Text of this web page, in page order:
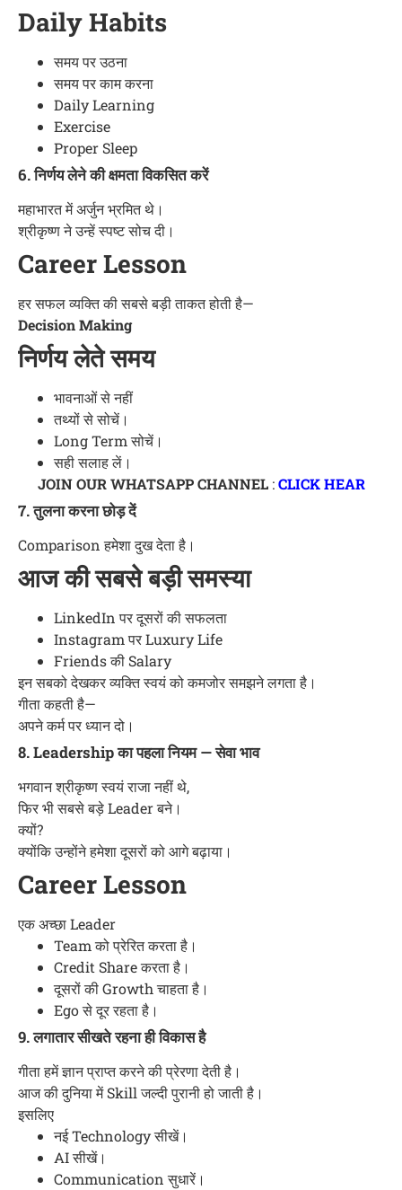
Daily Habits
समय पर उठना
समय पर काम करना
Daily Learning
Exercise
Proper Sleep
6. निर्णय लेने की क्षमता विकसित करें
महाभारत में अर्जुन भ्रमित थे।
श्रीकृष्ण ने उन्हें स्पष्ट सोच दी।
Career Lesson
हर सफल व्यक्ति की सबसे बड़ी ताकत होती है—
Decision Making
निर्णय लेते समय
भावनाओं से नहीं
तथ्यों से सोचें।
Long Term सोचें।
सही सलाह लें।
JOIN OUR WHATSAPP CHANNEL:CLICK HEAR
7. तुलना करना छोड़ दें
Comparison हमेशा दुख देता है।
आज की सबसे बड़ी समस्या
LinkedIn पर दूसरों की सफलता
Instagram पर Luxury Life
Friends की Salary
इन सबको देखकर व्यक्ति स्वयं को कमजोर समझने लगता है।
गीता कहती है—
अपने कर्म पर ध्यान दो।
8. Leadership का पहला नियम — सेवा भाव
भगवान श्रीकृष्ण स्वयं राजा नहीं थे,
फिर भी सबसे बड़े Leader बने।
क्यों?
क्योंकि उन्होंने हमेशा दूसरों को आगे बढ़ाया।
Career Lesson
एक अच्छा Leader
Team को प्रेरित करता है।
Credit Share करता है।
दूसरों की Growth चाहता है।
Ego से दूर रहता है।
9. लगातार सीखते रहना ही विकास है
गीता हमें ज्ञान प्राप्त करने की प्रेरणा देती है।
आज की दुनिया में Skill जल्दी पुरानी हो जाती है।
इसलिए
नई Technology सीखें।
AI सीखें।
Communication सुधारें।